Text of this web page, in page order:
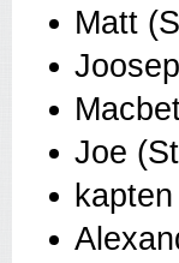
Matt
Joe